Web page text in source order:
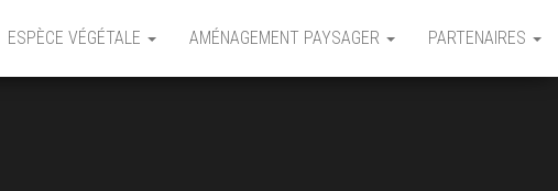
ESPÈCE VÉGÉTALE AMÉNAGEMENT PAYSAGER PARTENAIRES